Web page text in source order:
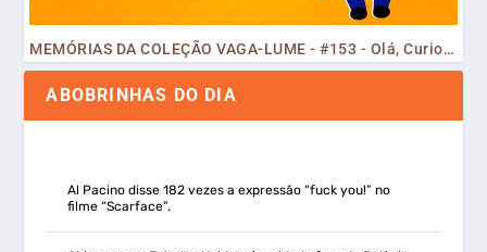
MEMÓRIAS DA COLEÇÃO VAGA-LUME - #153 - Olá, Curiosos! 2023
ABOBRINHAS DO DIA
Al Pacino disse 182 vezes a expressão “fuck you!” no
filme “Scarface”.